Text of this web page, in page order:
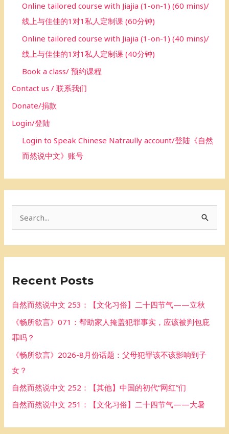
Online tailored course with Jiajia (1-on-1) (60 mins)/
线上与佳佳的1对1私人定制课 (60分钟)
Online tailored course with Jiajia (1-on-1) (40 mins)/
线上与佳佳的1对1私人定制课 (40分钟)
Book a class/ 预约课程
Contact us / 联系我们
Donate/捐款
Login/登陆
Login to Speak Chinese Natraully account/登陆《自然
而然说中文》账号
c
f
r
Recent Posts
自然而然说中文 253：【文化习俗】二十四节气——立秋
《畅所欲言》071：帮助家人掩盖犯罪事实，应该被判包庇
罪吗？
《畅所欲言》2026-8月份话题：父母犯罪该不该影响到子
女？
自然而然说中文 252：【其他】中国的初代“网红”们
自然而然说中文 251：【文化习俗】二十四节气——大暑